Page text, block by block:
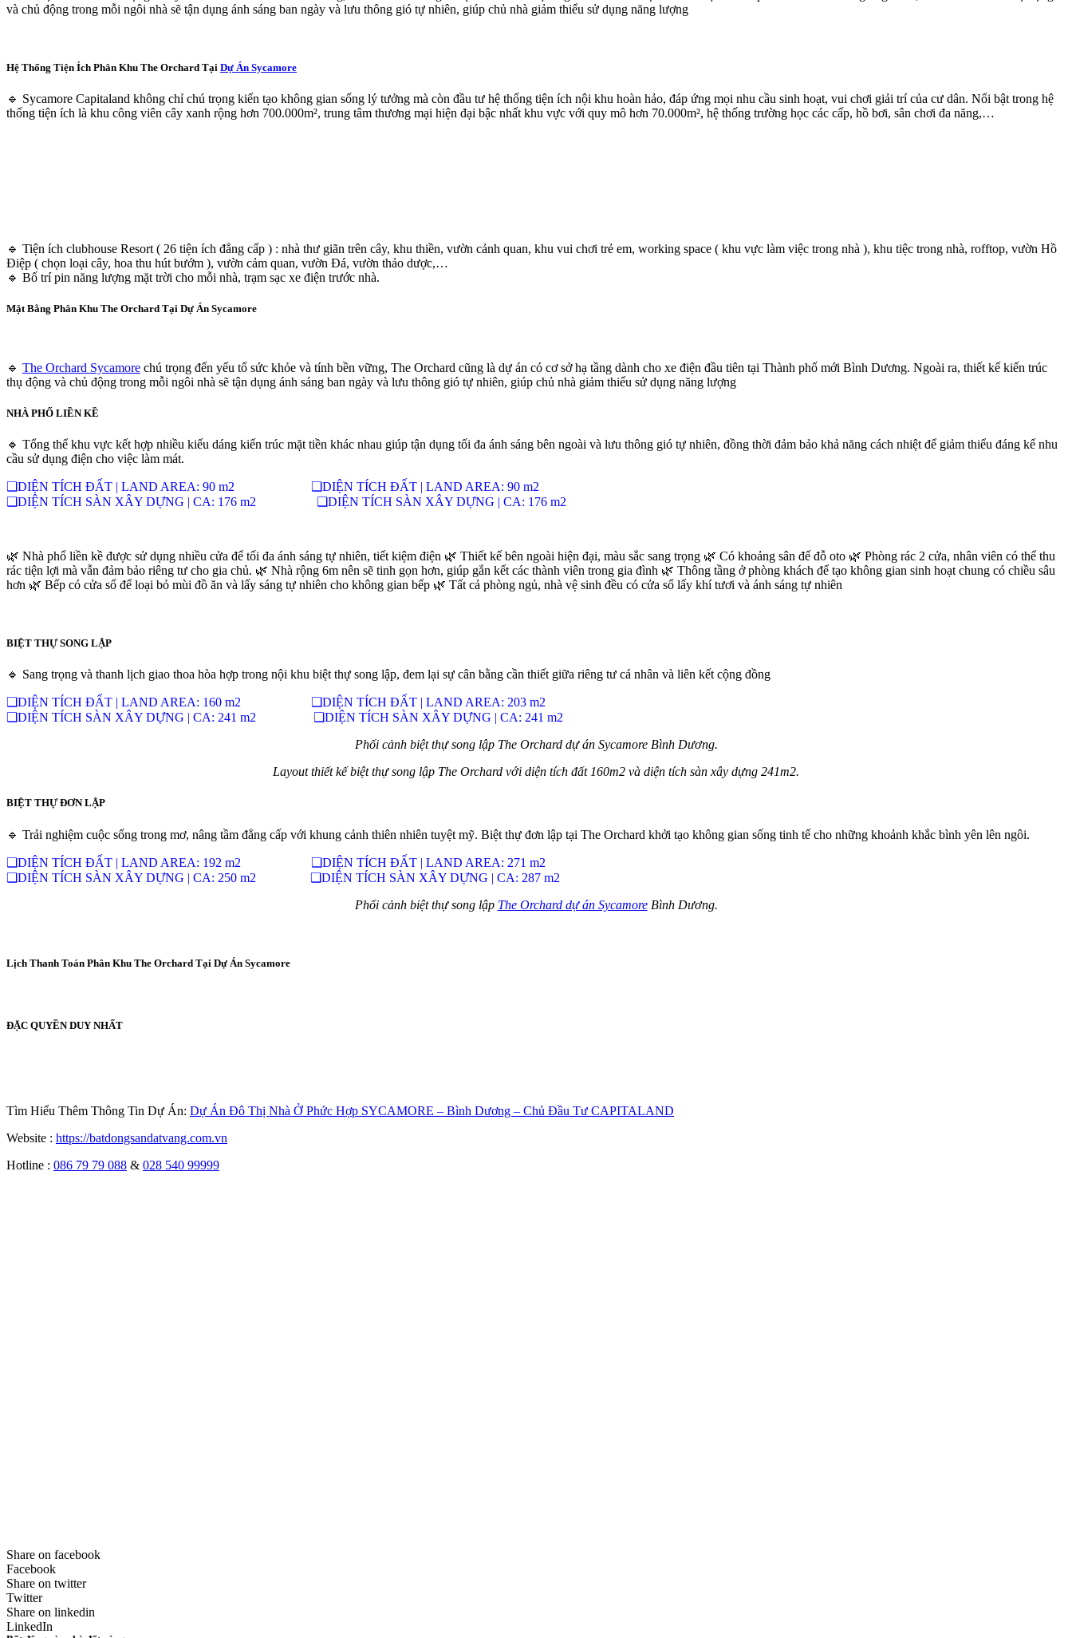
và chủ động trong mỗi ngôi nhà sẽ tận dụng ánh sáng ban ngày và lưu thông gió tự nhiên, giúp chủ nhà giảm thiểu sử dụng năng lượng
Hệ Thống Tiện Ích Phân Khu The Orchard Tại Dự Án Sycamore
🔹 Sycamore Capitaland không chỉ chú trọng kiến tạo không gian sống lý tưởng mà còn đầu tư hệ thống tiện ích nội khu hoàn hảo, đáp ứng mọi nhu cầu sinh hoạt, vui chơi giải trí của cư dân. Nổi bật trong hệ
thống tiện ích là khu công viên cây xanh rộng hơn 700.000m², trung tâm thương mại hiện đại bậc nhất khu vực với quy mô hơn 70.000m², hệ thống trường học các cấp, hồ bơi, sân chơi đa năng,…
🔹 Tiện ích clubhouse Resort ( 26 tiện ích đẳng cấp ) : nhà thư giãn trên cây, khu thiền, vườn cảnh quan, khu vui chơi trẻ em, working space ( khu vực làm việc trong nhà ), khu tiệc trong nhà, rofftop, vườn Hồ
Điệp ( chọn loại cây, hoa thu hút bướm ), vườn cảm quan, vườn Đá, vườn thảo dược,…
🔹 Bố trí pin năng lượng mặt trời cho mỗi nhà, trạm sạc xe điện trước nhà.
Mặt Bằng Phân Khu The Orchard Tại Dự Án Sycamore
🔹 The Orchard Sycamore chú trọng đến yếu tố sức khỏe và tính bền vững, The Orchard cũng là dự án có cơ sở hạ tầng dành cho xe điện đầu tiên tại Thành phố mới Bình Dương. Ngoài ra, thiết kế kiến trúc
thụ động và chủ động trong mỗi ngôi nhà sẽ tận dụng ánh sáng ban ngày và lưu thông gió tự nhiên, giúp chủ nhà giảm thiểu sử dụng năng lượng
NHÀ PHỐ LIỀN KỀ
🔹 Tổng thể khu vực kết hợp nhiều kiểu dáng kiến trúc mặt tiền khác nhau giúp tận dụng tối đa ánh sáng bên ngoài và lưu thông gió tự nhiên, đồng thời đảm bảo khả năng cách nhiệt để giảm thiểu đáng kể nhu
cầu sử dụng điện cho việc làm mát.
❑DIỆN TÍCH ĐẤT | LAND AREA: 90 m2 ❑DIỆN TÍCH ĐẤT | LAND AREA: 90 m2
❑DIỆN TÍCH SÀN XÂY DỰNG | CA: 176 m2 ❑DIỆN TÍCH SÀN XÂY DỰNG | CA: 176 m2
🌿 Nhà phố liền kề được sử dụng nhiều cửa để tối đa ánh sáng tự nhiên, tiết kiệm điện 🌿 Thiết kế bên ngoài hiện đại, màu sắc sang trọng 🌿 Có khoảng sân để đỗ oto 🌿 Phòng rác 2 cửa, nhân viên có thể thu
rác tiện lợi mà vẫn đảm bảo riêng tư cho gia chủ. 🌿 Nhà rộng 6m nên sẽ tinh gọn hơn, giúp gắn kết các thành viên trong gia đình 🌿 Thông tầng ở phòng khách để tạo không gian sinh hoạt chung có chiều sâu
hơn 🌿 Bếp có cửa sổ để loại bỏ mùi đồ ăn và lấy sáng tự nhiên cho không gian bếp 🌿 Tất cả phòng ngủ, nhà vệ sinh đều có cửa sổ lấy khí tươi và ánh sáng tự nhiên
BIỆT THỰ SONG LẬP
🔹 Sang trọng và thanh lịch giao thoa hòa hợp trong nội khu biệt thự song lập, đem lại sự cân bằng cần thiết giữa riêng tư cá nhân và liên kết cộng đồng
❑DIỆN TÍCH ĐẤT | LAND AREA: 160 m2 ❑DIỆN TÍCH ĐẤT | LAND AREA: 203 m2
❑DIỆN TÍCH SÀN XÂY DỰNG | CA: 241 m2 ❑DIỆN TÍCH SÀN XÂY DỰNG | CA: 241 m2
Phối cảnh biệt thự song lập The Orchard dự án Sycamore Bình Dương.
Layout thiết kế biệt thự song lập The Orchard với diện tích đất 160m2 và diện tích sàn xây dựng 241m2.
BIỆT THỰ ĐƠN LẬP
🔹 Trải nghiệm cuộc sống trong mơ, nâng tầm đẳng cấp với khung cảnh thiên nhiên tuyệt mỹ. Biệt thự đơn lập tại The Orchard khởi tạo không gian sống tinh tế cho những khoảnh khắc bình yên lên ngôi.
❑DIỆN TÍCH ĐẤT | LAND AREA: 192 m2 ❑DIỆN TÍCH ĐẤT | LAND AREA: 271 m2
❑DIỆN TÍCH SÀN XÂY DỰNG | CA: 250 m2 ❑DIỆN TÍCH SÀN XÂY DỰNG | CA: 287 m2
Phối cảnh biệt thự song lập The Orchard dự án SycamoreBình Dương.
Lịch Thanh Toán Phân Khu The Orchard Tại Dự Án Sycamore
ĐẶC QUYỀN DUY NHẤT
Tìm Hiểu Thêm Thông Tin Dự Án: Dự Án Đô Thị Nhà Ở Phức Hợp SYCAMORE – Bình Dương – Chủ Đầu Tư CAPITALAND
Website : https://batdongsandatvang.com.vn
Hotline : 086 79 79 088 & 028 540 99999
Share on facebook
Facebook
Share on twitter
Twitter
Share on linkedin
LinkedIn